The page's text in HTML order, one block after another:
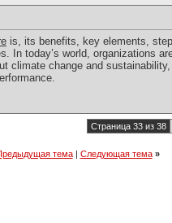
is, its benefits, key elements,
In today’s world, organizations
climate change and
Страница 33 из 38
тема| Следующая тема »